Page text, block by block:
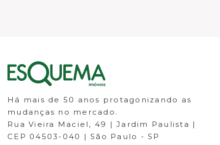
Há mais de 50 anos protagonizando as
mudanças no mercado.
Rua Vieira Maciel, 49 | Jardim Paulista |
CEP 04503-040 | São Paulo - SP